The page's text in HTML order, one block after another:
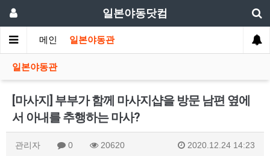
일본야동닷컴
메인 일본야동관
일본야동관
[마사지] 부부가 함께 마사지샵을 방문 남편 옆에
서 아내를 추행하는 마사?
관리자 0 20620 2020.12.24 14:23